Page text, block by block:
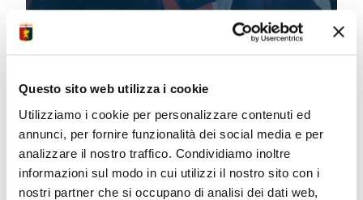
Questo sito web utilizza i cookie
Utilizziamo i cookie per personalizzare contenuti ed
annunci, per fornire funzionalità dei social media e per
analizzare il nostro traffico. Condividiamo inoltre
informazioni sul modo in cui utilizzi il nostro sito con i
nostri partner che si occupano di analisi dei dati web,
PRE MATCH